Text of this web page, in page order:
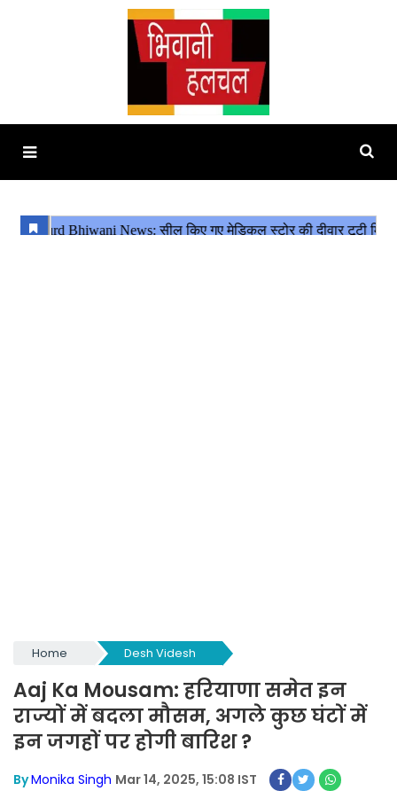
Home Desh Videsh
Aaj Ka Mousam: हरियाणा समेत इन
राज्यों में बदला मौसम, अगले कुछ घंटों में
इन जगहों पर होगी बारिश ?
ByMonika Singh Mar 14, 2025, 15:08 IST